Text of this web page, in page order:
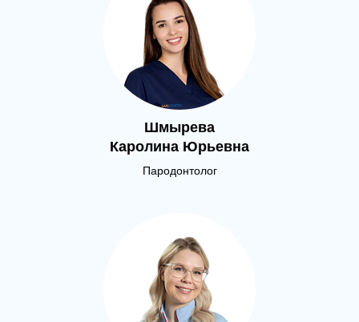
Шмырева
Каролина Юрьевна
Пародонтолог